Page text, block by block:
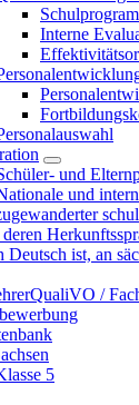
Interne
und
und
Deutsch ist, an
/
5